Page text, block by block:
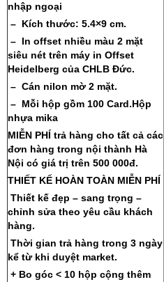
nhập ngoại
– Kích thước: 5.4×9 cm.
– In offset nhiều màu 2 mặt
siêu nét trên máy in Offset
Heidelberg của CHLB Đức.
– Cán nilon mờ 2 mặt.
– Mỗi hộp gồm 100 Card.Hộp
nhựa mika
MIỄN PHÍ trả hàng cho tất cả các
đơn hàng trong nội thành Hà
Nội có giá trị trên 500 000đ.
THIẾT KẾ HOÀN TOÀN MIỄN PHÍ
Thiết kế đẹp – sang trọng –
chỉnh sửa theo yêu cầu khách
hàng.
Thời gian trả hàng trong 3 ngày
kể từ khi duyệt market.
+ Bo góc < 10 hộp cộng thêm